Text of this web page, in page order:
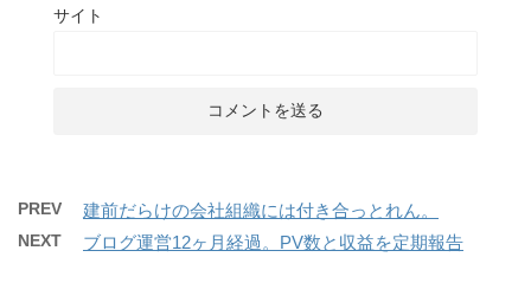
サイト
PREV 建前だらけの会社組織には付き合っとれん。
NEXT ブログ運営12ヶ月経過。PV数と収益を定期報告